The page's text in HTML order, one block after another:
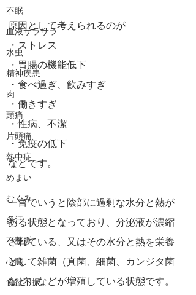
不眠
血液サラサラ
水虫
精神疾患
肉
頭痛
片頭痛
熱中症
めまい
むくみ
多汗
不整脈
心臓
食欲不振
原因として考えられるのが
・ストレス
・胃腸の機能低下
・食べ過ぎ、飲みすぎ
・働きすぎ
・性病、不潔
・免疫の低下
などです。
一言でいうと陰部に過剰な水分と熱が
ある状態となっており、分泌液が濃縮
されている、又はその水分と熱を栄養
として雑菌（真菌、細菌、カンジタ菌
など）などが増殖している状態です。